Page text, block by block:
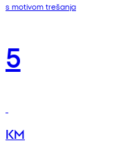
s motivom trešanja
5
KM